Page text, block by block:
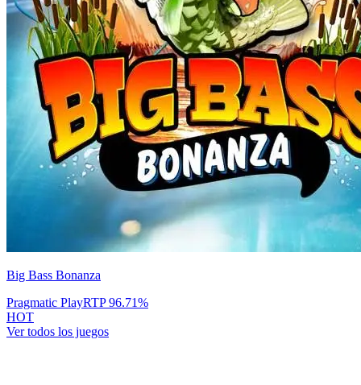
Big Bass Bonanza
Pragmatic PlayRTP96.71%
HOT
Ver todos los juegos